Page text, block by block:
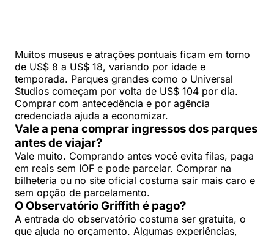
Muitos museus e atrações pontuais ficam em torno
de US$ 8 a US$ 18, variando por idade e
temporada. Parques grandes como o Universal
Studios começam por volta de US$ 104 por dia.
Comprar com antecedência e por agência
credenciada ajuda a economizar.
Vale a pena comprar ingressos dos parques
antes de viajar?
Vale muito. Comprando antes você evita filas, paga
em reais sem IOF e pode parcelar. Comprar na
bilheteria ou no site oficial costuma sair mais caro e
sem opção de parcelamento.
O Observatório Griffith é pago?
A entrada do observatório costuma ser gratuita, o
que ajuda no orçamento. Algumas experiências,